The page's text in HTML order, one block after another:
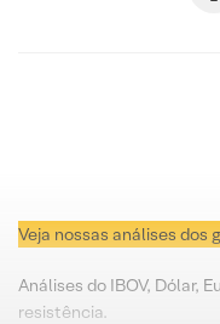
Veja nossas análises dos
Análises do IBOV, Dólar,
resistência.